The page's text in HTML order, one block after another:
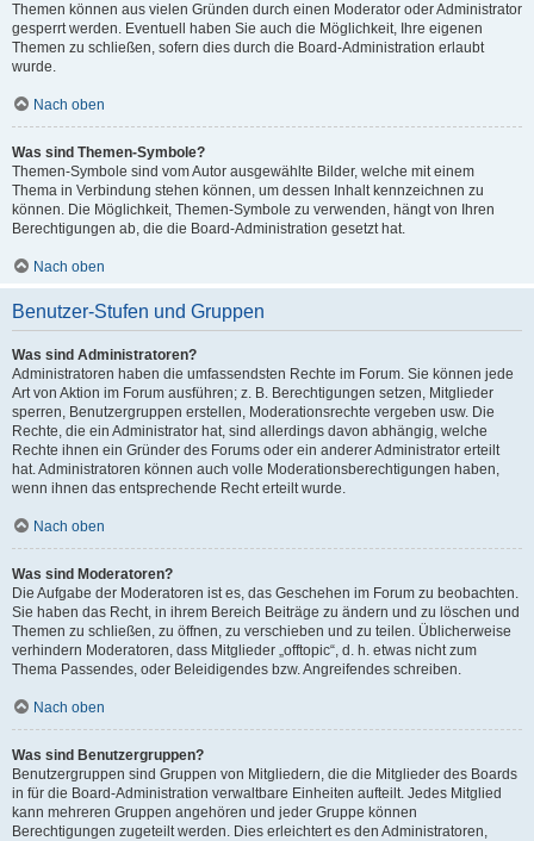
Themen können aus vielen Gründen durch einen Moderator oder Administrator
gesperrt werden. Eventuell haben Sie auch die Möglichkeit, Ihre eigenen
Themen zu schließen, sofern dies durch die Board-Administration erlaubt
wurde.
Nach oben
Was sind Themen-Symbole?
Themen-Symbole sind vom Autor ausgewählte Bilder, welche mit einem
Thema in Verbindung stehen können, um dessen Inhalt kennzeichnen zu
können. Die Möglichkeit, Themen-Symbole zu verwenden, hängt von Ihren
Berechtigungen ab, die die Board-Administration gesetzt hat.
Nach oben
Benutzer-Stufen und Gruppen
Was sind Administratoren?
Administratoren haben die umfassendsten Rechte im Forum. Sie können jede
Art von Aktion im Forum ausführen; z. B. Berechtigungen setzen, Mitglieder
sperren, Benutzergruppen erstellen, Moderationsrechte vergeben usw. Die
Rechte, die ein Administrator hat, sind allerdings davon abhängig, welche
Rechte ihnen ein Gründer des Forums oder ein anderer Administrator erteilt
hat. Administratoren können auch volle Moderationsberechtigungen haben,
wenn ihnen das entsprechende Recht erteilt wurde.
Nach oben
Was sind Moderatoren?
Die Aufgabe der Moderatoren ist es, das Geschehen im Forum zu beobachten.
Sie haben das Recht, in ihrem Bereich Beiträge zu ändern und zu löschen und
Themen zu schließen, zu öffnen, zu verschieben und zu teilen. Üblicherweise
verhindern Moderatoren, dass Mitglieder „offtopic“, d. h. etwas nicht zum
Thema Passendes, oder Beleidigendes bzw. Angreifendes schreiben.
Nach oben
Was sind Benutzergruppen?
Benutzergruppen sind Gruppen von Mitgliedern, die die Mitglieder des Boards
in für die Board-Administration verwaltbare Einheiten aufteilt. Jedes Mitglied
kann mehreren Gruppen angehören und jeder Gruppe können
Berechtigungen zugeteilt werden. Dies erleichtert es den Administratoren,